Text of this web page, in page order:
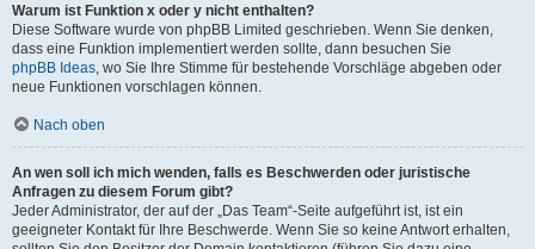
Warum ist Funktion x oder y nicht enthalten?
Diese Software wurde von phpBB Limited geschrieben. Wenn Sie denken,
dass eine Funktion implementiert werden sollte, dann besuchen Sie
phpBB Ideas, wo Sie Ihre Stimme für bestehende Vorschläge abgeben oder
neue Funktionen vorschlagen können.
Nach oben
An wen soll ich mich wenden, falls es Beschwerden oder juristische
Anfragen zu diesem Forum gibt?
Jeder Administrator, der auf der „Das Team“-Seite aufgeführt ist, ist ein
geeigneter Kontakt für Ihre Beschwerde. Wenn Sie so keine Antwort erhalten,